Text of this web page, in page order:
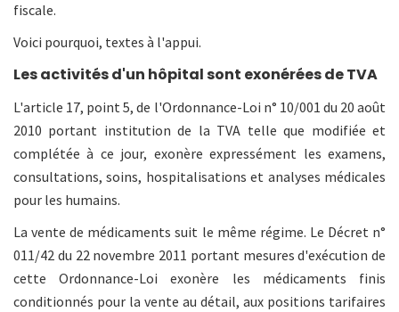
fiscale.
Voici pourquoi, textes à l'appui.
Les activités d'un hôpital sont exonérées de TVA
L'article 17, point 5, de l'Ordonnance-Loi n° 10/001 du 20 août
2010 portant institution de la TVA telle que modifiée et
complétée à ce jour, exonère expressément les examens,
consultations, soins, hospitalisations et analyses médicales
pour les humains.
La vente de médicaments suit le même régime. Le Décret n°
011/42 du 22 novembre 2011 portant mesures d'exécution de
cette Ordonnance-Loi exonère les médicaments finis
conditionnés pour la vente au détail, aux positions tarifaires